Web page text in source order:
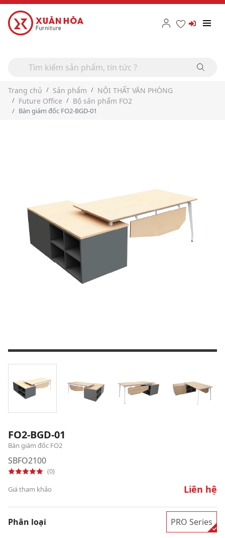
Trang chủ Sản phẩm
NỘI THẤT VĂN PHÒNG
Future Office
Bộ sản phẩm FO2
Bàn giám đốc FO2-BGD-01
FO2-BGD-01
Bàn giám đốc FO2
SBFO2100
(0)
Giá tham khảo
Liên hệ
Phân loại PRO Series